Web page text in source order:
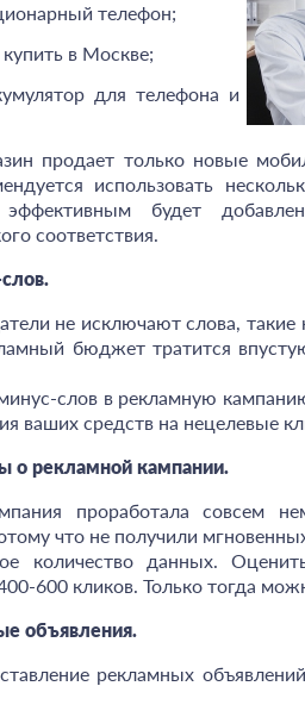
телефон;
в Москве;
для телефона и
продает только новые
использовать
эффективным будет
соответствия.
не исключают слова, такие
бюджет тратится
слов в рекламную
ваших средств на нецелевые
о рекламной кампании.
проработала совсем
что не получили
количество данных.
600 кликов. Только тогда
объявления.
рекламных